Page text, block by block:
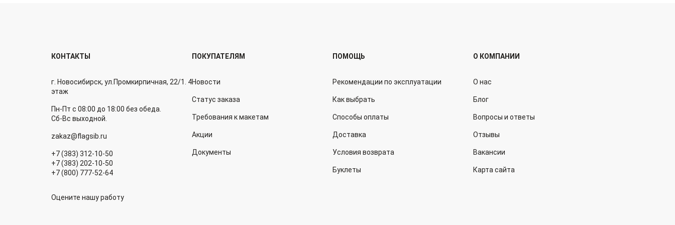
КОНТАКТЫ
г. Новосибирск, ул.Промкирпичная, 22/1. 4
этаж
Пн-Пт с 08:00 до 18:00 без обеда.
Сб-Вс выходной.
zakaz@flagsib.ru
+7 (383) 312-10-50
+7 (383) 202-10-50
+7 (800) 777-52-64
Оцените нашу работу
ПОКУПАТЕЛЯМ
Новости
Статус заказа
Требования к макетам
Акции
Документы
ПОМОЩЬ
Рекомендации по эксплуатации
Как выбрать
Способы оплаты
Доставка
Условия возврата
Буклеты
О КОМПАНИИ
О нас
Блог
Вопросы и ответы
Отзывы
Вакансии
Карта сайта